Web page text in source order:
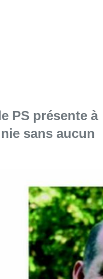
PS présente à
sans aucun